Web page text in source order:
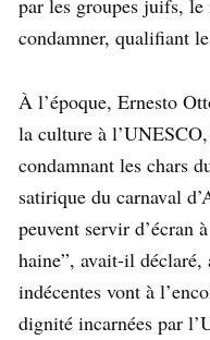
par les groupes juifs, le
condamner, qualifiant
À l’époque, Ernesto
la culture à
condamnant les chars
satirique du carnaval
peuvent servir d’écran
haine”, avait-il déclaré,
indécentes vont à
dignité incarnées par